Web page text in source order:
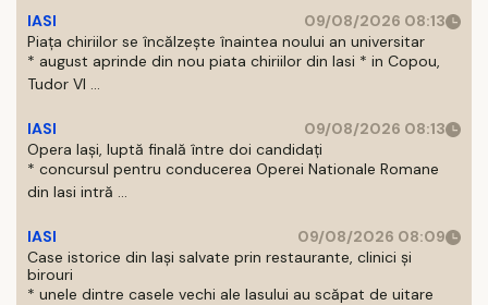
IASI
09/08/2026 08:13
Piața chiriilor se încălzește înaintea noului an universitar
* august aprinde din nou piata chiriilor din Iasi * in Copou,
Tudor Vl ...
IASI
09/08/2026 08:13
Opera Iași, luptă finală între doi candidați
* concursul pentru conducerea Operei Nationale Romane
din Iasi intră ...
IASI
09/08/2026 08:09
Case istorice din Iași salvate prin restaurante, clinici și
birouri
* unele dintre casele vechi ale Iasului au scăpat de uitare